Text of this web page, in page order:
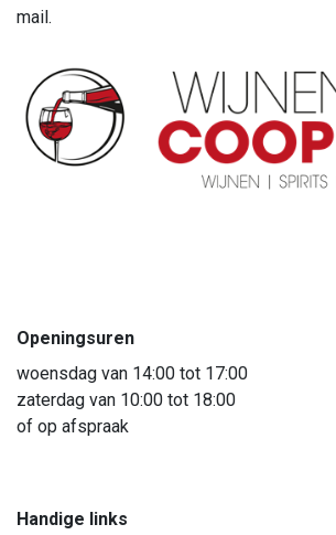
mail.
Openingsuren
woensdag van 14:00 tot 17:00
zaterdag van 10:00 tot 18:00
of op afspraak
Handige links